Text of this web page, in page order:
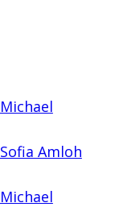
Michael
Sofia Amloh
Michael